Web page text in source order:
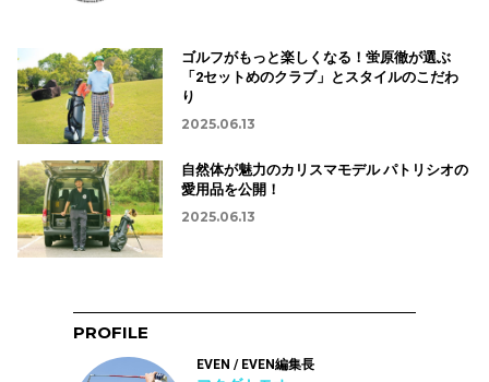
ゴルフがもっと楽しくなる！蛍原徹が選ぶ
「2セットめのクラブ」とスタイルのこだわ
り
2025.06.13
自然体が魅力のカリスマモデル パトリシオの
愛用品を公開！
2025.06.13
PROFILE
EVEN / EVEN編集長